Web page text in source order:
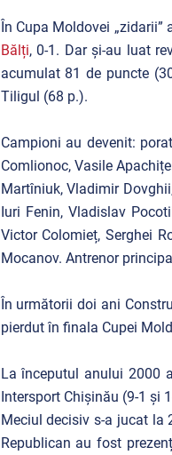
În Cupa Moldovei
Bălți, 0-1. Dar și-au luat
acumulat 81 de puncte
Tiligul (68 p.).
Campioni au devenit:
Comlionoc, Vasile
Martîniuk, Vladimir
Iuri Fenin, Vladislav
Victor Colomieț, Serghei
Mocanov. Antrenor
În următorii doi ani
pierdut în finala Cupei
La începutul anului 2000
Intersport Chișinău (9-1 și
Meciul decisiv s-a jucat la
Republican au fost